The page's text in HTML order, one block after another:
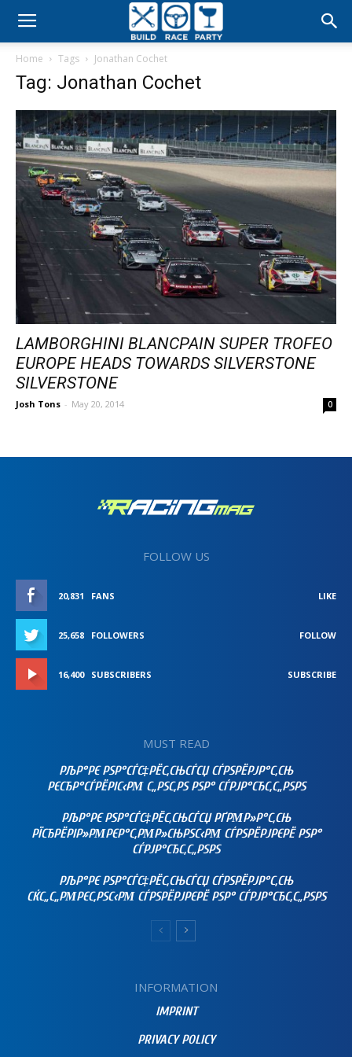
Build
Party
Home Tags Jonathan Cochet
Tag: Jonathan Cochet
LAMBORGHINI BLANCPAIN SUPER TROFEO
EUROPE HEADS TOWARDS SILVERSTONE
SILVERSTONE
Josh Tons - May 20, 2014 0
FOLLOW US
20,831 FANS LIKE
25,658 FOLLOWERS FOLLOW
16,400 SUBSCRIBERS SUBSCRIBE
MUST READ
РЉР°РЄ РЅР°СЃС‡РЁС‚СЊСЃСЏ СЃРЅРЁРЈР°С‚СЊ
РЄСЂР°СЃРЁРІС‹РΜ С„РЅС‚РЅ РЅР° СЃРЈР°СЂС‚С„РЅРЅ
РЉР°РЄ РЅР°СЃС‡РЁС‚СЊСЃСЏ РҐРΜР»Р°С‚СЊ
РЇСЂРЁРІР»РΜРЄР°С‚РΜР»СЊРЅС‹РΜ СЃРЅРЁРЈРЄРЁ РЅР°
СЃРЈР°СЂС‚С„РЅРЅ
РЉР°РЄ РЅР°СЃС‡РЁС‚СЊСЃСЏ СЃРЅРЁРЈР°С‚СЊ
СЌС„С„РΜРЄС‚РЅС‹РΜ СЃРЅРЁРЈРЄРЁ РЅР° СЃРЈР°СЂС‚С„РЅРЅ
INFORMATION
IMPRINT
PRIVACY POLICY